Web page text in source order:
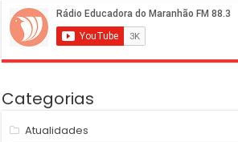
Categorias
Atualidades